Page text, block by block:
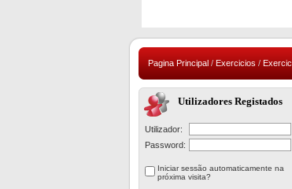
Pagina Principal / Exercicios /
Utilizadores Registados
Utilizador:
Password:
Iniciar sessão automaticamente na
próxima visita?